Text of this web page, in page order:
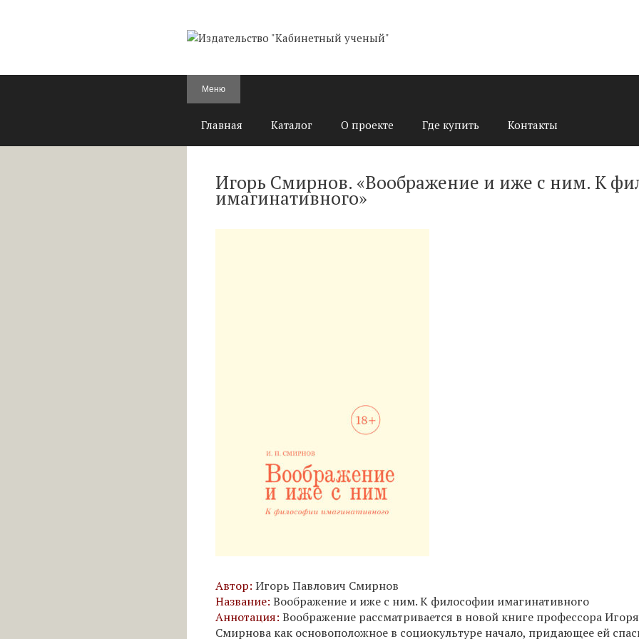
Меню
Главная Каталог О проекте Где купить Контакты
Игорь Смирнов. «Воображение и иже с ним. К
имагинативного»
Автор: Игорь Павлович Смирнов
Название: Воображение и иже с ним. К философии имагинативного
Аннотация: Воображение рассматривается в новой книге профессора
Смирнова как основоположное в социокультуре начало, придающее ей